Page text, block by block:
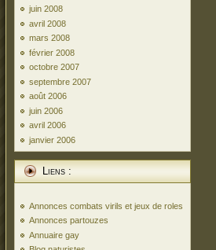
juin 2008
avril 2008
mars 2008
février 2008
octobre 2007
septembre 2007
août 2006
juin 2006
avril 2006
janvier 2006
Liens :
Annonces combats virils et jeux de roles
Annonces partouzes
Annuaire gay